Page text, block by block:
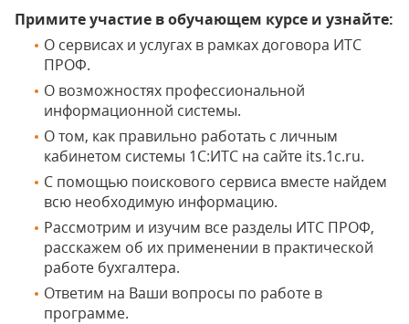
Примите участие в обучающем курсе и узнайте:
О сервисах и услугах в рамках договора ИТС
ПРОФ.
О возможностях профессиональной
информационной системы.
О том, как правильно работать с личным
кабинетом системы 1С:ИТС на сайте its.1c.ru.
С помощью поискового сервиса вместе найдем
всю необходимую информацию.
Рассмотрим и изучим все разделы ИТС ПРОФ,
расскажем об их применении в практической
работе бухгалтера.
Ответим на Ваши вопросы по работе в
программе.